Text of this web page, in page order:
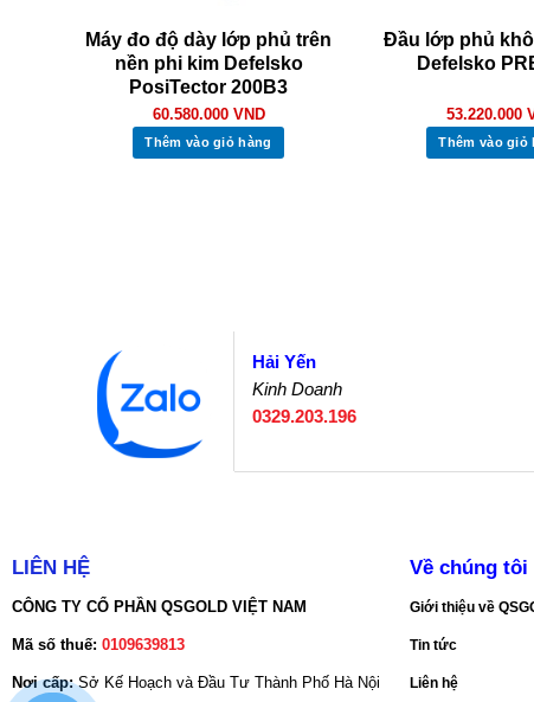
Máy đo độ dày lớp phủ trên
nền phi kim Defelsko
PosiTector 200B3
60.580.000 VND
Thêm vào giỏ hàng
Đầu lớp phủ
Defelsko
53.220.000
Thêm vào giỏ
Hải Yến
Kinh Doanh
0329.203.196
LIÊN HỆ
CÔNG TY CỔ PHẦN QSGOLD VIỆT NAM
Mã số thuế: 0109639813
Nơi cấp:Sở Kế Hoạch và Đầu Tư Thành Phố Hà Nội
Về chúng tôi
Giới thiệu về
Tin tức
Liên hệ